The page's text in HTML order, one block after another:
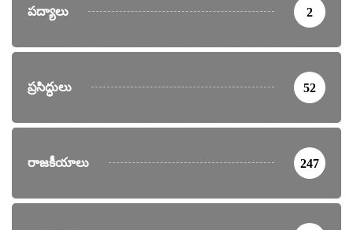
పద్యాలు 2
ప్రసిద్ధులు 52
రాజకీయాలు 247